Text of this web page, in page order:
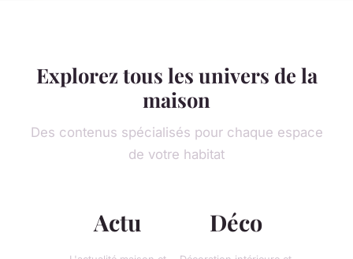
Explorez tous les univers de la
maison
Des contenus spécialisés pour chaque espace
de votre habitat
Actu Déco